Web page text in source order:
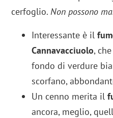
cerfoglio.Non possono
Interessante è il
Cannavacciuolo,
fondo di verdure
scorfano,
Un cenno merita il
ancora, meglio,